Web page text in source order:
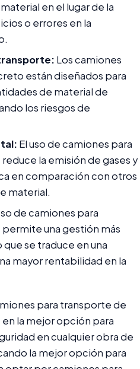
en el lugar de la
o errores en la
Los camiones
están diseñados para
de material de
los riesgos de
El uso de camiones para
la emisión de gases y
en comparación con otros
material.
de camiones para
una gestión más
se traduce en una
mayor rentabilidad en la
para transporte de
la mejor opción para
en cualquier obra de
la mejor opción para